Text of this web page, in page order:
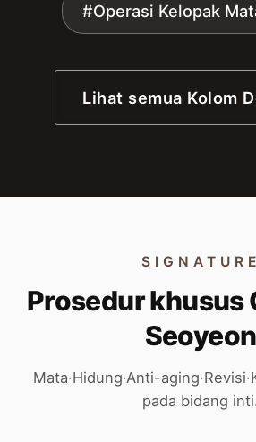
#Operasi Kelopak
Lihat semua Kolom
SIGNATURE
Prosedur khusus
Seoyeon
Mata·Hidung·Anti-
pada bidang